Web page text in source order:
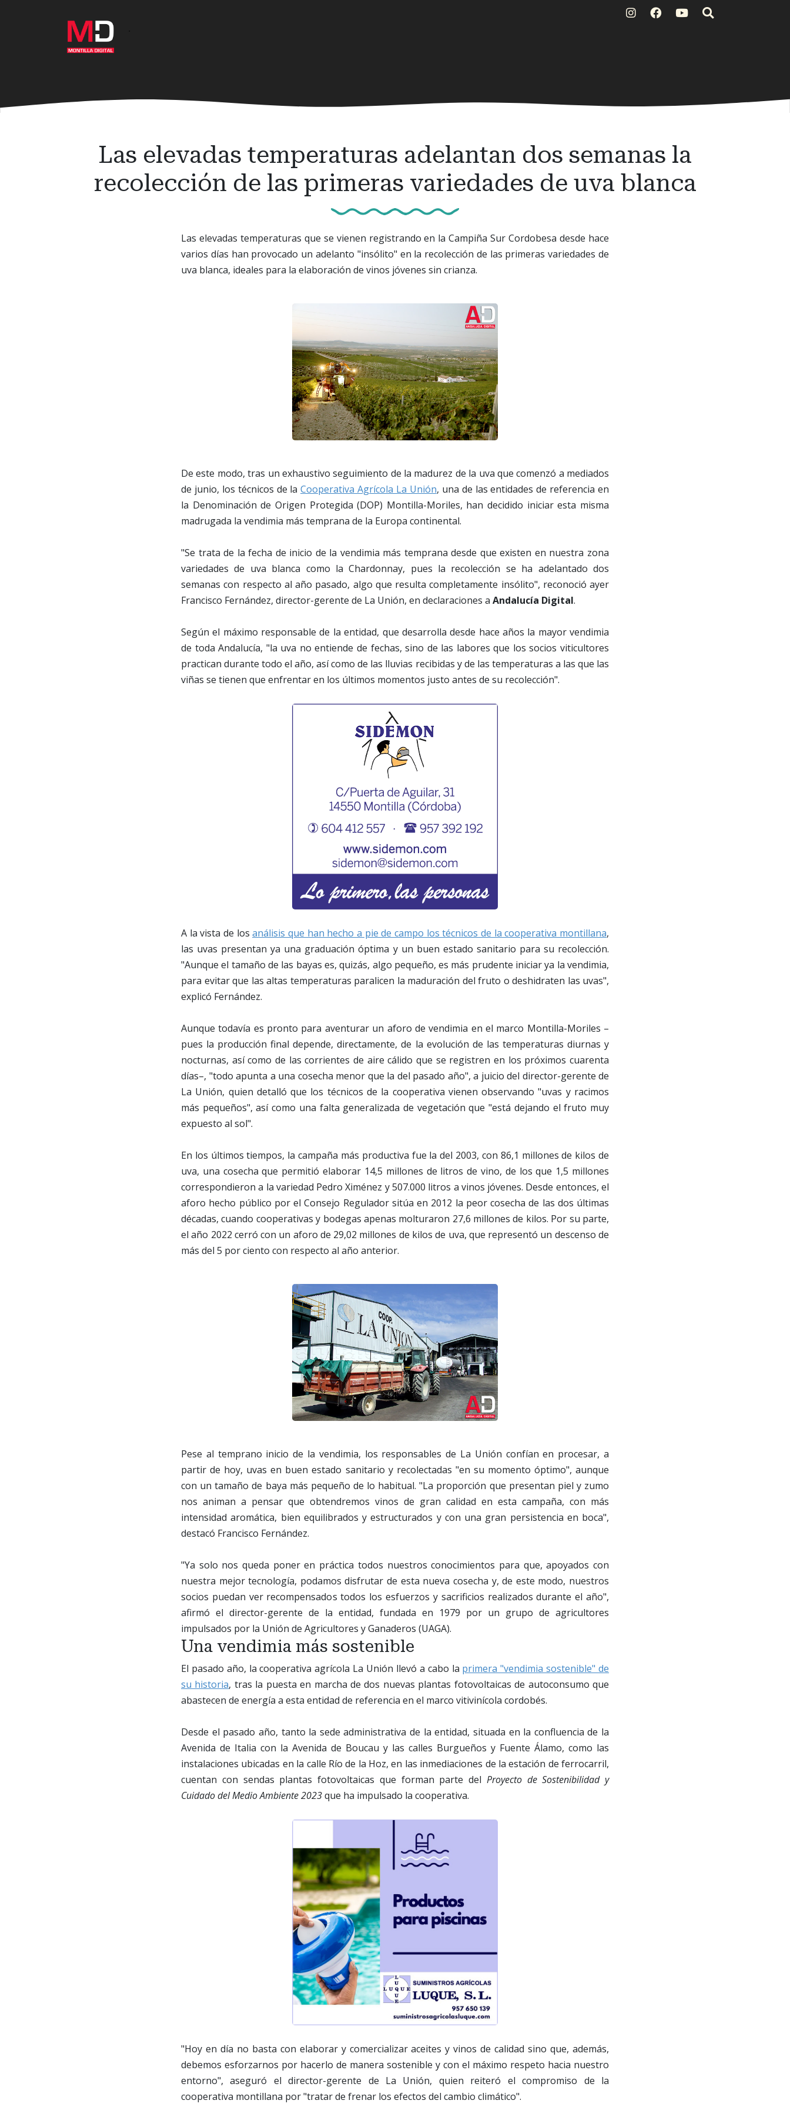
Las elevadas temperaturas adelantan dos semanas la
recolección de las primeras variedades de uva blanca
Las elevadas temperaturas que se vienen registrando en la Campiña Sur Cordobesa desde hace
varios días han provocado un adelanto "insólito" en la recolección de las primeras variedades de
uva blanca, ideales para la elaboración de vinos jóvenes sin crianza.
De este modo, tras un exhaustivo seguimiento de la madurez de la uva que comenzó a mediados
de junio, los técnicos de laCooperativa Agrícola La Unión, una de las entidades de referencia en
la Denominación de Origen Protegida (DOP) Montilla-Moriles, han decidido iniciar esta misma
madrugada la vendimia más temprana de la Europa continental.
"Se trata de la fecha de inicio de la vendimia más temprana desde que existen en nuestra zona
variedades de uva blanca como la Chardonnay, pues la recolección se ha adelantado dos
semanas con respecto al año pasado, algo que resulta completamente insólito", reconoció ayer
Francisco Fernández, director-gerente de La Unión, en declaraciones a Andalucía Digital.
Según el máximo responsable de la entidad, que desarrolla desde hace años la mayor vendimia
de toda Andalucía, "la uva no entiende de fechas, sino de las labores que los socios viticultores
practican durante todo el año, así como de las lluvias recibidas y de las temperaturas a las que las
viñas se tienen que enfrentar en los últimos momentos justo antes de su recolección".
A la vista de losanálisis que han hecho a pie de campo los técnicos de la cooperativa montillana,
las uvas presentan ya una graduación óptima y un buen estado sanitario para su recolección.
"Aunque el tamaño de las bayas es, quizás, algo pequeño, es más prudente iniciar ya la vendimia,
para evitar que las altas temperaturas paralicen la maduración del fruto o deshidraten las uvas",
explicó Fernández.
Aunque todavía es pronto para aventurar un aforo de vendimia en el marco Montilla-Moriles –
pues la producción final depende, directamente, de la evolución de las temperaturas diurnas y
nocturnas, así como de las corrientes de aire cálido que se registren en los próximos cuarenta
días–, "todo apunta a una cosecha menor que la del pasado año", a juicio del director-gerente de
La Unión, quien detalló que los técnicos de la cooperativa vienen observando "uvas y racimos
más pequeños", así como una falta generalizada de vegetación que "está dejando el fruto muy
expuesto al sol".
En los últimos tiempos, la campaña más productiva fue la del 2003, con 86,1 millones de kilos de
uva, una cosecha que permitió elaborar 14,5 millones de litros de vino, de los que 1,5 millones
correspondieron a la variedad Pedro Ximénez y 507.000 litros a vinos jóvenes. Desde entonces, el
aforo hecho público por el Consejo Regulador sitúa en 2012 la peor cosecha de las dos últimas
décadas, cuando cooperativas y bodegas apenas molturaron 27,6 millones de kilos. Por su parte,
el año 2022 cerró con un aforo de 29,02 millones de kilos de uva, que representó un descenso de
más del 5 por ciento con respecto al año anterior.
Pese al temprano inicio de la vendimia, los responsables de La Unión confían en procesar, a
partir de hoy, uvas en buen estado sanitario y recolectadas "en su momento óptimo", aunque
con un tamaño de baya más pequeño de lo habitual. "La proporción que presentan piel y zumo
nos animan a pensar que obtendremos vinos de gran calidad en esta campaña, con más
intensidad aromática, bien equilibrados y estructurados y con una gran persistencia en boca",
destacó Francisco Fernández.
"Ya solo nos queda poner en práctica todos nuestros conocimientos para que, apoyados con
nuestra mejor tecnología, podamos disfrutar de esta nueva cosecha y, de este modo, nuestros
socios puedan ver recompensados todos los esfuerzos y sacrificios realizados durante el año",
afirmó el director-gerente de la entidad, fundada en 1979 por un grupo de agricultores
impulsados por la Unión de Agricultores y Ganaderos (UAGA).
Una vendimia más sostenible
El pasado año, la cooperativa agrícola La Unión llevó a cabo la primera "vendimia sostenible" de
su historia, tras la puesta en marcha de dos nuevas plantas fotovoltaicas de autoconsumo que
abastecen de energía a esta entidad de referencia en el marco vitivinícola cordobés.
Desde el pasado año, tanto la sede administrativa de la entidad, situada en la confluencia de la
Avenida de Italia con la Avenida de Boucau y las calles Burgueños y Fuente Álamo, como las
instalaciones ubicadas en la calle Río de la Hoz, en las inmediaciones de la estación de ferrocarril,
cuentan con sendas plantas fotovoltaicas que forman parte del Proyecto de Sostenibilidad y
Cuidado del Medio Ambiente 2023que ha impulsado la cooperativa.
"Hoy en día no basta con elaborar y comercializar aceites y vinos de calidad sino que, además,
debemos esforzarnos por hacerlo de manera sostenible y con el máximo respeto hacia nuestro
entorno", aseguró el director-gerente de La Unión, quien reiteró el compromiso de la
cooperativa montillana por "tratar de frenar los efectos del cambio climático".